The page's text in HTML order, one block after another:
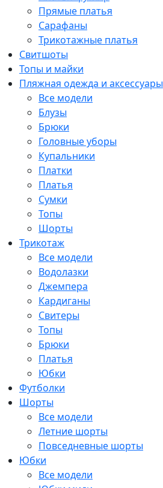
Прямые платья
Сарафаны
Трикотажные платья
Свитшоты
Топы и майки
Пляжная одежда и аксессуары
Все модели
Блузы
Брюки
Головные уборы
Купальники
Платки
Платья
Сумки
Топы
Шорты
Трикотаж
Все модели
Водолазки
Джемпера
Кардиганы
Свитеры
Топы
Брюки
Платья
Юбки
Футболки
Шорты
Все модели
Летние шорты
Повседневные шорты
Юбки
Все модели